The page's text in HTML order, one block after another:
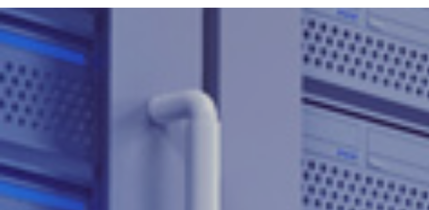
Todos nuestros planes de hosting incluyen al mejor panel de control, lo cual significa
que es sencillo de manejar y no necesitas ser un experto!
Te ofrecemos una demostración en vivo de cPanel que te permitirá ver lo fácil de
usar antes de que compres tu espacio.